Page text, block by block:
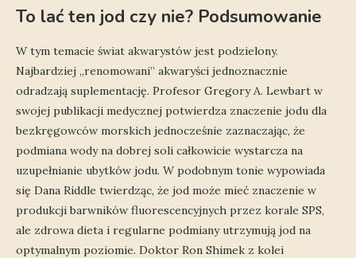
To lać ten jod czy nie? Podsumowanie
W tym temacie świat akwarystów jest podzielony.
Najbardziej „renomowani” akwaryści jednoznacznie
odradzają suplementację. Profesor Gregory A. Lewbart w
swojej publikacji medycznej potwierdza znaczenie jodu dla
bezkręgowców morskich jednocześnie zaznaczając, że
podmiana wody na dobrej soli całkowicie wystarcza na
uzupełnianie ubytków jodu. W podobnym tonie wypowiada
się Dana Riddle twierdząc, że jod może mieć znaczenie w
produkcji barwników fluorescencyjnych przez korale SPS,
ale zdrowa dieta i regularne podmiany utrzymują jod na
optymalnym poziomie. Doktor Ron Shimek z kolei